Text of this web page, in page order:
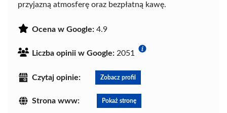
przyjazną atmosferę oraz bezpłatną kawę.
Ocena w Google: 4.9
Liczba opinii w Google: 2051
Czytaj opinie: Zobacz profil
Strona www: Pokaż stronę